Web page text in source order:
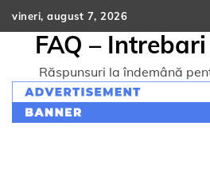
Skip
to
content
vineri, august 7, 2026
FAQ –
Răspunsuri la îndemână